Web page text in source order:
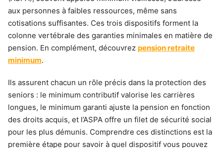
aux personnes à faibles ressources, même sans
cotisations suffisantes. Ces trois dispositifs forment la
colonne vertébrale des garanties minimales en matière de
pension. En complément, découvrez pension retraite
minimum.
Ils assurent chacun un rôle précis dans la protection des
seniors : le minimum contributif valorise les carrières
longues, le minimum garanti ajuste la pension en fonction
des droits acquis, et l’ASPA offre un filet de sécurité social
pour les plus démunis. Comprendre ces distinctions est la
première étape pour savoir à quel dispositif vous pouvez